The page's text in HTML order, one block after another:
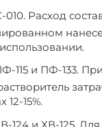
010. Расход
115 и ПФ-133.
12-15%.